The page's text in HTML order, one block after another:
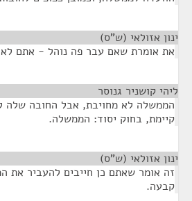
ינון אזולאי (ש"ס)
את אומרת שאם עבר פה נוהל - אתם לא
ליהי קושניר גנוסר
הממשלה לא מחויבת, אבל החובה שלה
קיימת, בחוק יסוד: הממשלה.
ינון אזולאי (ש"ס)
זה אומר שאתם כן חייבים להעביר את
קבעה.